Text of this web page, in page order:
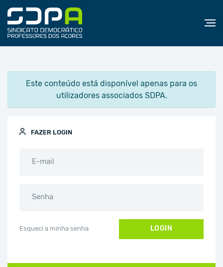
Este conteúdo está disponível apenas para os
utilizadores associados SDPA.
FAZER LOGIN
E-mail
Senha
Esqueci a minha senha LOGIN